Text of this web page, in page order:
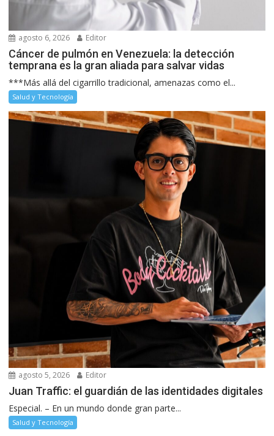
agosto 6, 2026 Editor
Cáncer de pulmón en Venezuela: la detección
temprana es la gran aliada para salvar vidas
***Más allá del cigarrillo tradicional, amenazas como el...
Salud y Tecnología
agosto 5, 2026 Editor
Juan Traffic: el guardián de las identidades digitales
Especial. – En un mundo donde gran parte...
Salud y Tecnología